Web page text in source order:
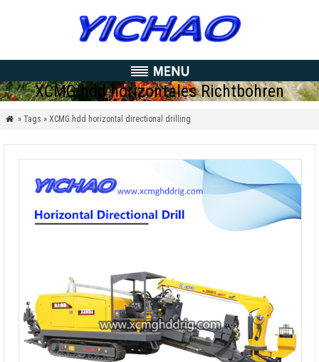
XCMG hdd horizontales Richtbohren
 » Tags » XCMG hdd horizontal directional drilling